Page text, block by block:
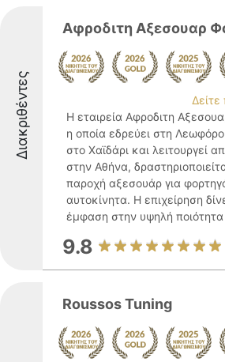
Διακριθέντες
Αφροδιτη Αξεσουαρ
Η εταιρεία Αφροδιτη
η οποία εδρεύει στη
στο Χαϊδάρι και λειτουργεί
στην Αθήνα,
παροχή αξεσουάρ για
αυτοκίνητα. Η επιχείρηση
έμφαση στην υψηλή ποιότητα
9.8
Roussos Tuning